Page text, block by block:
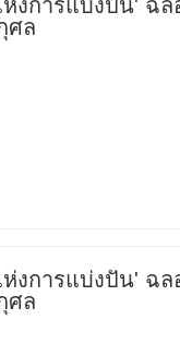
ห่งการแบ่งปัน' ฉล
ศล
ห่งการแบ่งปัน' ฉล
ศล